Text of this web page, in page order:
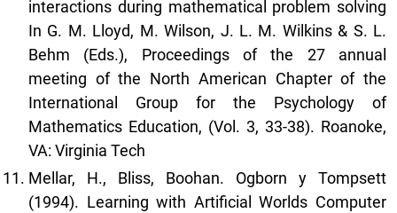
interactions during mathematical problem solving
In G. M. Lloyd, M. Wilson, J. L. M. Wilkins & S. L.
Behm (Eds.), Proceedings of the 27 annual
meeting of the North American Chapter of the
International Group for the Psychology of
Mathematics Education, (Vol. 3, 33-38). Roanoke,
VA: Virginia Tech
Mellar, H., Bliss, Boohan. Ogborn y Tompsett
(1994). Learning with Artificial Worlds Computer